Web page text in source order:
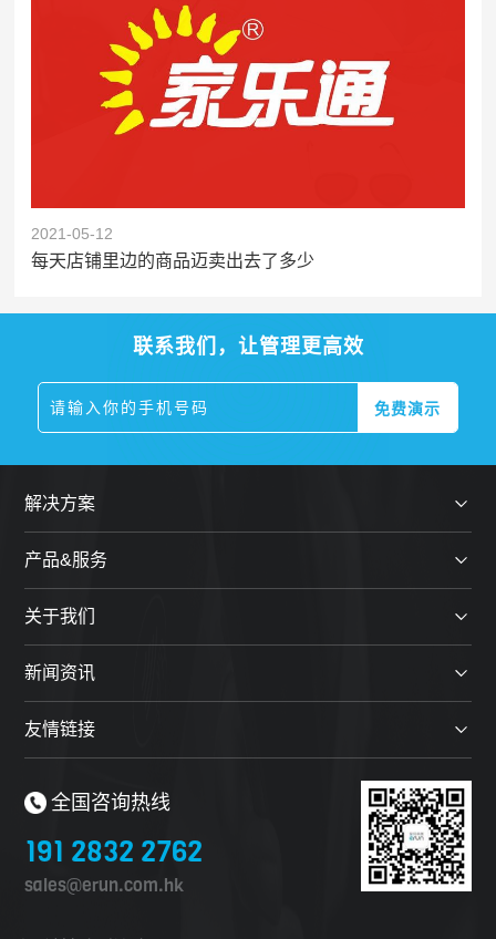
2021-05-12
每天店铺里边的商品迈卖出去了多少
联系我们，让管理更高效
解决方案
产品&服务
关于我们
新闻资讯
友情链接
全国咨询热线
191 2832 2762
sales@erun.com.hk